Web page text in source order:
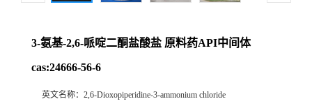
3-氨基-2,6-哌啶二酮盐酸盐 原料药API中间体
cas:24666-56-6
英文名称： 2,6-Dioxopiperidine-3-ammonium chloride